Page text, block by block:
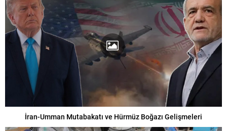
İran-Umman Mutabakatı ve Hürmüz Boğazı Gelişmeleri